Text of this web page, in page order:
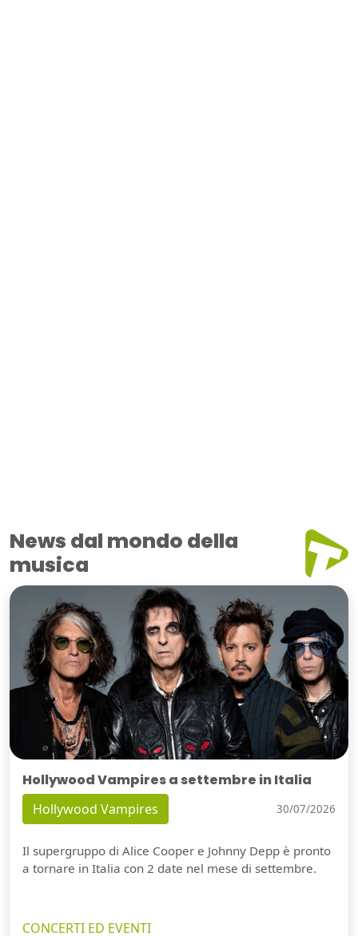
News dal mondo della
musica
Hollywood Vampires a settembre in Italia
Hollywood Vampires 30/07/2026
Il supergruppo di Alice Cooper e Johnny Depp è pronto
a tornare in Italia con 2 date nel mese di settembre.
CONCERTI ED EVENTI